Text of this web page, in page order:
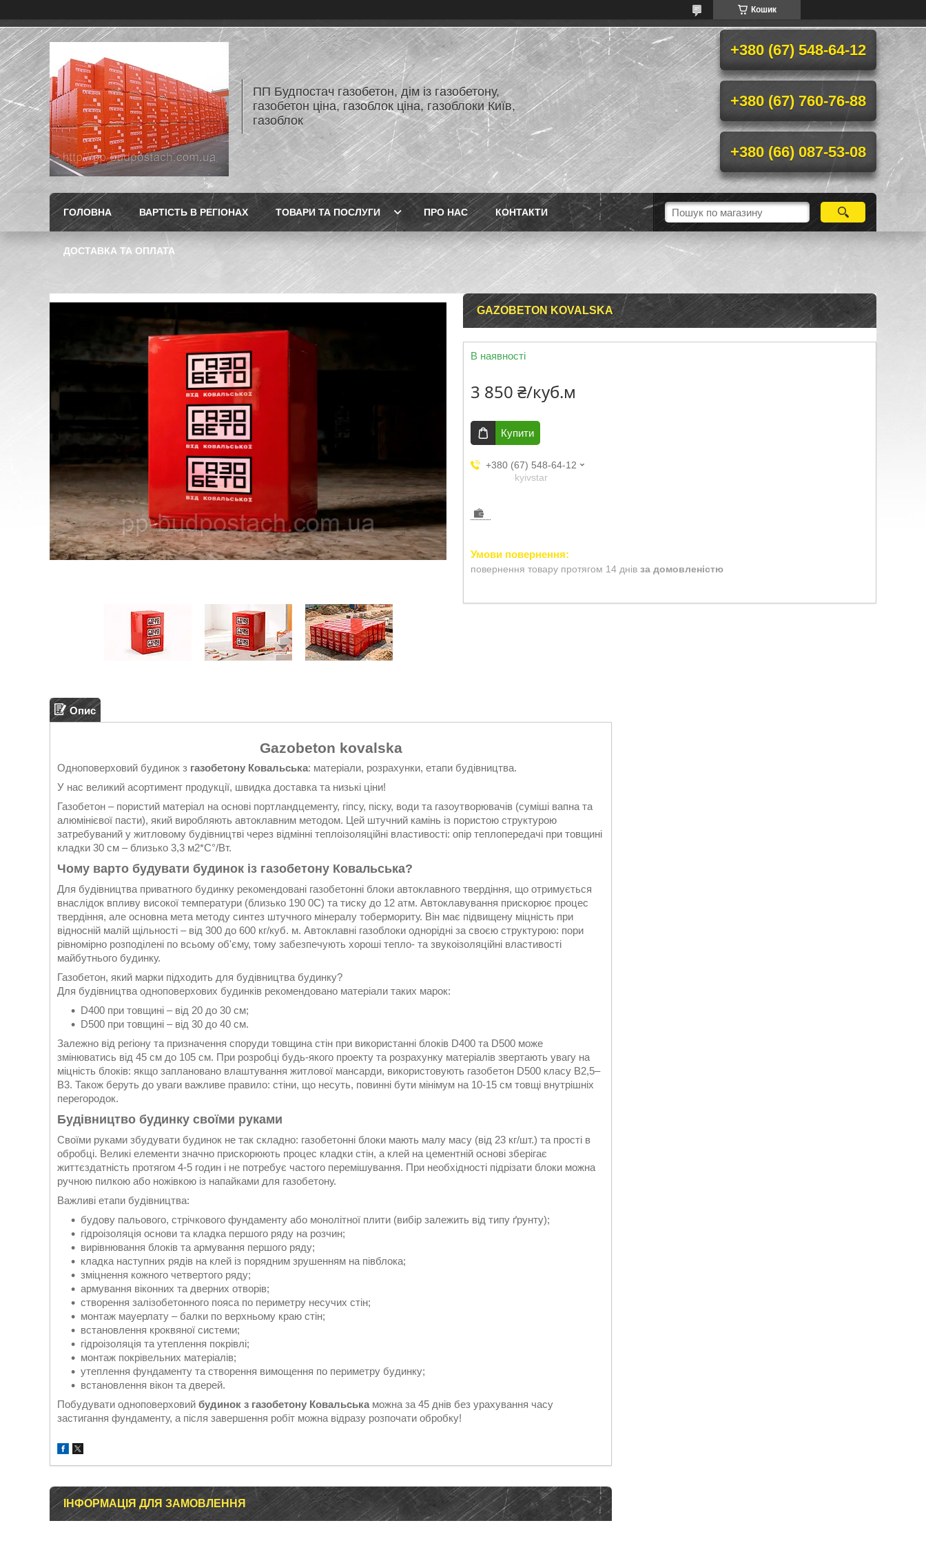
Кошик
ПП Будпостач газобетон, дім із газобетону,
газобетон ціна, газоблок ціна, газоблоки Київ,
газоблок
+380 (67) 548-64-12
+380 (67) 760-76-88
+380 (66) 087-53-08
ГОЛОВНА ВАРТІСТЬ В РЕГІОНАХ ТОВАРИ ТА ПОСЛУГИ ПРО НАС КОНТАКТИ
ДОСТАВКА ТА ОПЛАТА
GAZOBETON KOVALSKA
В наявності
3 850 ₴/куб.м
Купити
+380 (67) 548-64-12
kyivstar
повернення товару протягом 14 днів за домовленістю
Опис
Gazobeton kovalska
Одноповерховий будинок з газобетону Ковальська: матеріали, розрахунки, етапи будівництва.
У нас великий асортимент продукції, швидка доставка та низькі ціни!
Газобетон – пористий матеріал на основі портландцементу, гіпсу, піску, води та газоутворювачів (суміші вапна та
алюмінієвої пасти), який виробляють автоклавним методом. Цей штучний камінь із пористою структурою
затребуваний у житловому будівництві через відмінні теплоізоляційні властивості: опір теплопередачі при товщині
кладки 30 см – близько 3,3 м2*С°/Вт.
Чому варто будувати будинок із газобетону Ковальська?
Для будівництва приватного будинку рекомендовані газобетонні блоки автоклавного твердіння, що отримується
внаслідок впливу високої температури (близько 190 0С) та тиску до 12 атм. Автоклавування прискорює процес
твердіння, але основна мета методу синтез штучного мінералу тобермориту. Він має підвищену міцність при
відносній малій щільності – від 300 до 600 кг/куб. м. Автоклавні газоблоки однорідні за своєю структурою: пори
рівномірно розподілені по всьому об'єму, тому забезпечують хороші тепло- та звукоізоляційні властивості
майбутнього будинку.
Газобетон, який марки підходить для будівництва будинку?
Для будівництва одноповерхових будинків рекомендовано матеріали таких марок:
D400 при товщині – від 20 до 30 см;
D500 при товщині – від 30 до 40 см.
Залежно від регіону та призначення споруди товщина стін при використанні блоків D400 та D500 може
змінюватись від 45 см до 105 см. При розробці будь-якого проекту та розрахунку матеріалів звертають увагу на
міцність блоків: якщо заплановано влаштування житлової мансарди, використовують газобетон D500 класу B2,5–
B3. Також беруть до уваги важливе правило: стіни, що несуть, повинні бути мінімум на 10-15 см товщі внутрішніх
перегородок.
Будівництво будинку своїми руками
Своїми руками збудувати будинок не так складно: газобетонні блоки мають малу масу (від 23 кг/шт.) та прості в
обробці. Великі елементи значно прискорюють процес кладки стін, а клей на цементній основі зберігає
життєздатність протягом 4-5 годин і не потребує частого перемішування. При необхідності підрізати блоки можна
ручною пилкою або ножівкою із напайками для газобетону.
Важливі етапи будівництва:
будову пальового, стрічкового фундаменту або монолітної плити (вибір залежить від типу ґрунту);
гідроізоляція основи та кладка першого ряду на розчин;
вирівнювання блоків та армування першого ряду;
кладка наступних рядів на клей із порядним зрушенням на півблока;
зміцнення кожного четвертого ряду;
армування віконних та дверних отворів;
створення залізобетонного пояса по периметру несучих стін;
монтаж мауерлату – балки по верхньому краю стін;
встановлення кроквяної системи;
гідроізоляція та утеплення покрівлі;
монтаж покрівельних матеріалів;
утеплення фундаменту та створення вимощення по периметру будинку;
встановлення вікон та дверей.
Побудувати одноповерховий будинок з газобетону Ковальська можна за 45 днів без урахування часу
застигання фундаменту, а після завершення робіт можна відразу розпочати обробку!
ІНФОРМАЦІЯ ДЛЯ ЗАМОВЛЕННЯ